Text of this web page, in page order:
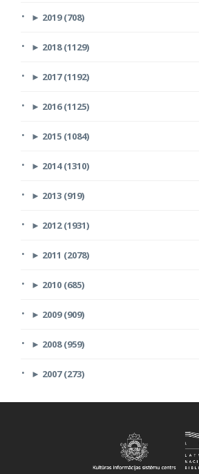
► 2019 (708)
► 2018 (1129)
► 2017 (1192)
► 2016 (1125)
► 2015 (1084)
► 2014 (1310)
► 2013 (919)
► 2012 (1931)
► 2011 (2078)
► 2010 (685)
► 2009 (909)
► 2008 (959)
► 2007 (273)